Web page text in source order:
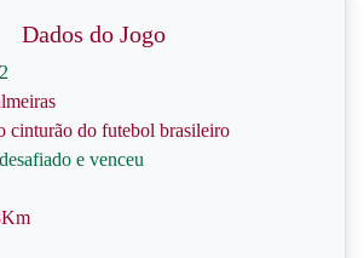
Dados do Jogo
cinturão do futebol brasileiro
e venceu